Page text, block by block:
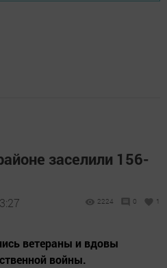
заселили 156-
2224 0 1
ветераны и вдовы
войны.